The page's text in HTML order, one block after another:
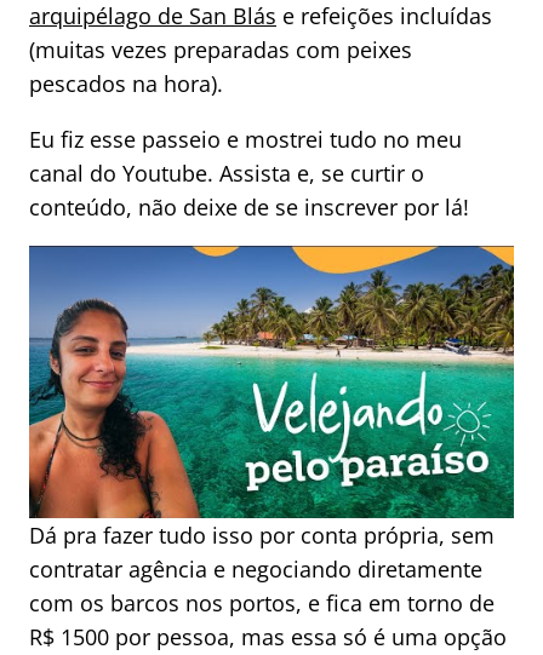
arquipélago de San Blás e refeições incluídas
(muitas vezes preparadas com peixes
pescados na hora).
Eu fiz esse passeio e mostrei tudo no meu
canal do Youtube. Assista e, se curtir o
conteúdo, não deixe de se inscrever por lá!
Dá pra fazer tudo isso por conta própria, sem
contratar agência e negociando diretamente
com os barcos nos portos, e fica em torno de
R$ 1500 por pessoa, mas essa só é uma opção